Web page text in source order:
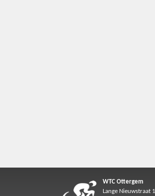
WTC Ottergem
Lange Nieuwstraat